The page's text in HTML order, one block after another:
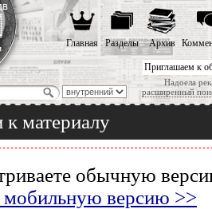
Приглашаем к
Надоела
расширенный
Главная Разделы Архив
материалу
обычную
мобильную версию >>